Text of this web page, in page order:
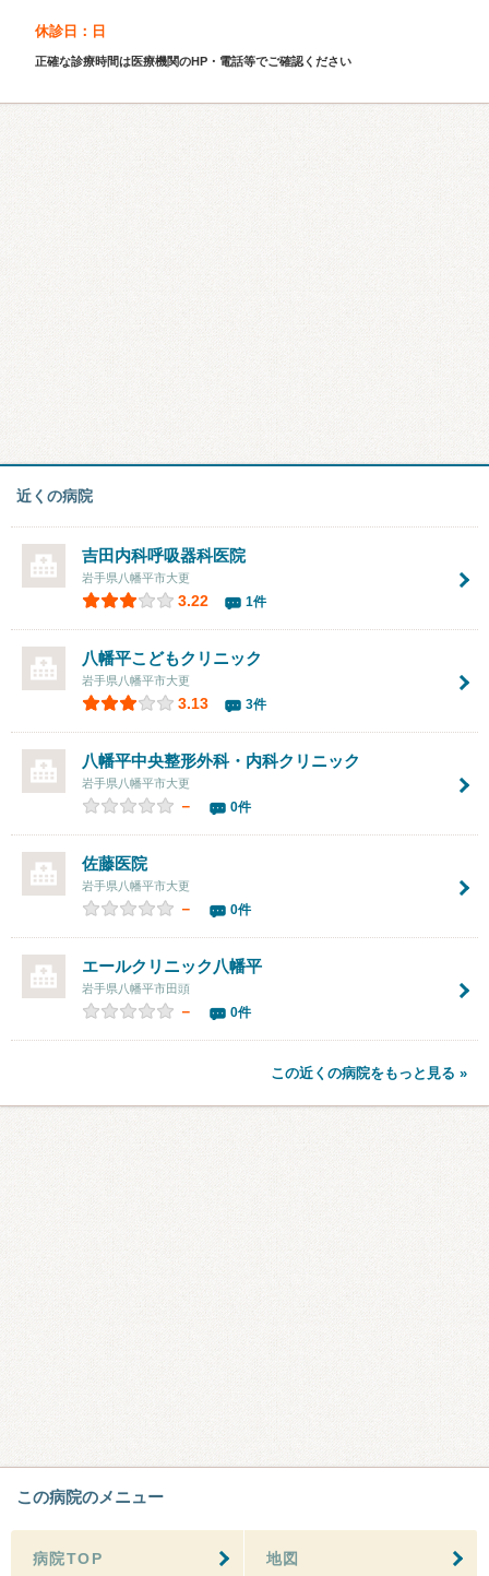
休診日：日
正確な診療時間は医療機関のHP・電話等でご確認ください
近くの病院
吉田内科呼吸器科医院
岩手県八幡平市大更
3.22 1件
八幡平こどもクリニック
岩手県八幡平市大更
3.13 3件
八幡平中央整形外科・内科クリニック
岩手県八幡平市大更
－ 0件
佐藤医院
岩手県八幡平市大更
－ 0件
エールクリニック八幡平
岩手県八幡平市田頭
－ 0件
この近くの病院をもっと見る »
この病院のメニュー
病院TOP 地図